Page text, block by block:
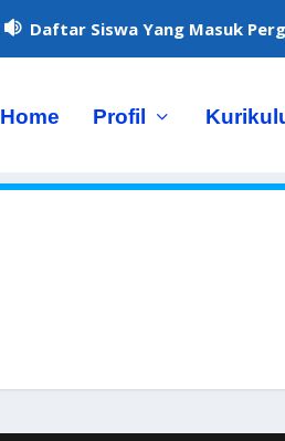
 Daftar Siswa Yang Masuk
Home Profil